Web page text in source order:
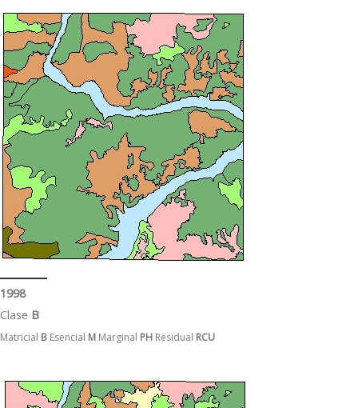
1998
Clase B
Matricial B Esencial M Marginal PH Residual RCU